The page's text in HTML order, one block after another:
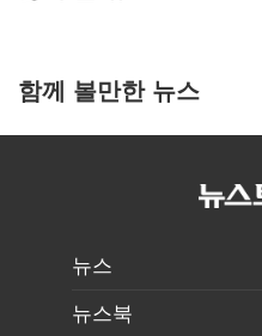
함께 볼만한 뉴스
뉴스
뉴스북